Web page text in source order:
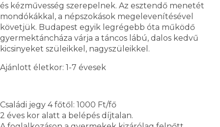
és kézművesség szerepelnek. Az esztendő menetét
mondókákkal, a népszokások megelevenítésével
követjük. Budapest egyik legrégebb óta működő
gyermektáncháza várja a táncos lábú, dalos kedvű
kicsinyeket szüleikkel, nagyszüleikkel.
Ajánlott életkor: 1-7 évesek
Családi jegy 4 főtől: 1000 Ft/fő
2 éves kor alatt a belépés díjtalan.